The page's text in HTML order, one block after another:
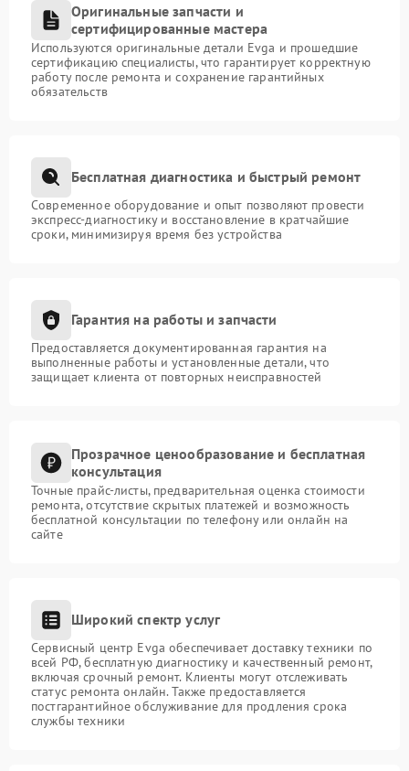
Оригинальные запчасти и
сертифицированные мастера
Используются оригинальные детали Evga и прошедшие
сертификацию специалисты, что гарантирует корректную
работу после ремонта и сохранение гарантийных
обязательств
Бесплатная диагностика и быстрый ремонт
Современное оборудование и опыт позволяют провести
экспресс-диагностику и восстановление в кратчайшие
сроки, минимизируя время без устройства
Гарантия на работы и запчасти
Предоставляется документированная гарантия на
выполненные работы и установленные детали, что
защищает клиента от повторных неисправностей
Прозрачное ценообразование и бесплатная
консультация
Точные прайс-листы, предварительная оценка стоимости
ремонта, отсутствие скрытых платежей и возможность
бесплатной консультации по телефону или онлайн на
сайте
Широкий спектр услуг
Сервисный центр Evga обеспечивает доставку техники по
всей РФ, бесплатную диагностику и качественный ремонт,
включая срочный ремонт. Клиенты могут отслеживать
статус ремонта онлайн. Также предоставляется
постгарантийное обслуживание для продления срока
службы техники